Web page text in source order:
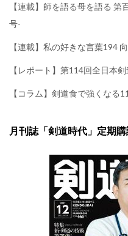
【連載】師を語る母を語る
号-
【連載】私の好きな言葉194
【レポート】第114回全日本
【コラム】剣道食で強くなる
月刊誌「剣道時代」定期